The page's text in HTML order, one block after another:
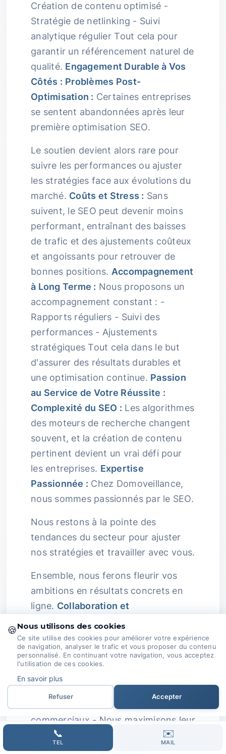
Création de contenu optimisé -
Stratégie de netlinking - Suivi
analytique régulier Tout cela pour
garantir un référencement naturel de
qualité. Engagement Durable à Vos
Côtés : Problèmes Post-
Optimisation : Certaines entreprises
se sentent abandonnées après leur
première optimisation SEO.
Le soutien devient alors rare pour
suivre les performances ou ajuster
les stratégies face aux évolutions du
marché. Coûts et Stress : Sans
suivent, le SEO peut devenir moins
performant, entraînant des baisses
de trafic et des ajustements coûteux
et angoissants pour retrouver de
bonnes positions. Accompagnement
à Long Terme : Nous proposons un
accompagnement constant : -
Rapports réguliers - Suivi des
performances - Ajustements
stratégiques Tout cela dans le but
d'assurer des résultats durables et
une optimisation continue. Passion
au Service de Votre Réussite :
Complexité du SEO : Les algorithmes
des moteurs de recherche changent
souvent, et la création de contenu
pertinent devient un vrai défi pour
les entreprises. Expertise
Passionnée : Chez Domoveillance,
nous sommes passionnés par le SEO.
Nous restons à la pointe des
tendances du secteur pour ajuster
nos stratégies et travailler avec vous.
Ensemble, nous ferons fleurir vos
ambitions en résultats concrets en
ligne. Collaboration et
Communication :
Nous croyons
fermement à la force de la
collaboration.
En travaillant main dans la main avec
nos clients : - Chaque aspect de leur
SEO s’harmonise avec leurs objectifs
commerciaux - Nous maximisons leur
succès en ligne
Domoveillance pour Votre
📞
TEL
✉️
MAIL
🍪Nous utilisons des cookies
Ce site utilise des cookies pour améliorer votre expérience
de navigation, analyser le trafic et vous proposer du contenu
personnalisé. En continuant votre navigation, vous acceptez
l'utilisation de ces cookies.
En savoir plus
Refuser Accepter